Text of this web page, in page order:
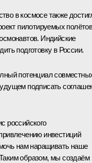
в космосе также
пилотируемых
Индийские
подготовку в России.
потенциал
подписать
российского
инвестиций
нам наращивать наше
образом, мы создаём